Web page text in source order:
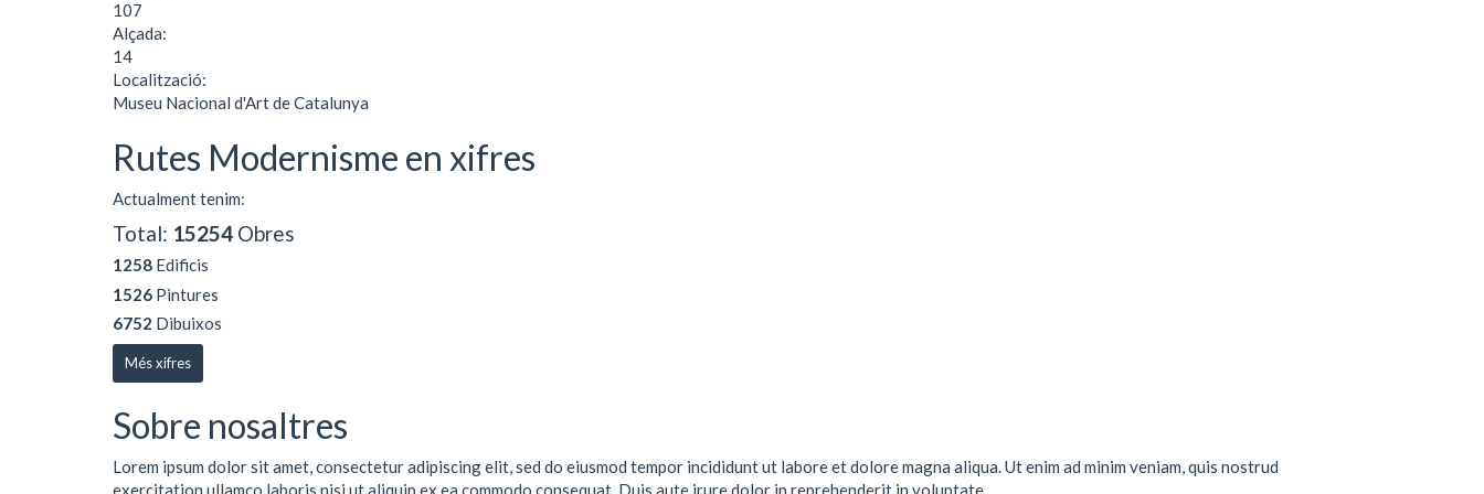
107
Alçada:
14
Localització:
Museu Nacional d'Art de Catalunya
Rutes Modernisme en xifres
Actualment tenim:
Total: 15254 Obres
1258 Edificis
1526 Pintures
6752 Dibuixos
Més xifres
Sobre nosaltres
Lorem ipsum dolor sit amet, consectetur adipiscing elit, sed do eiusmod tempor incididunt ut labore et dolore magna aliqua. Ut enim ad minim veniam, quis nostrud
exercitation ullamco laboris nisi ut aliquip ex ea commodo consequat. Duis aute irure dolor in reprehenderit in voluptate ...